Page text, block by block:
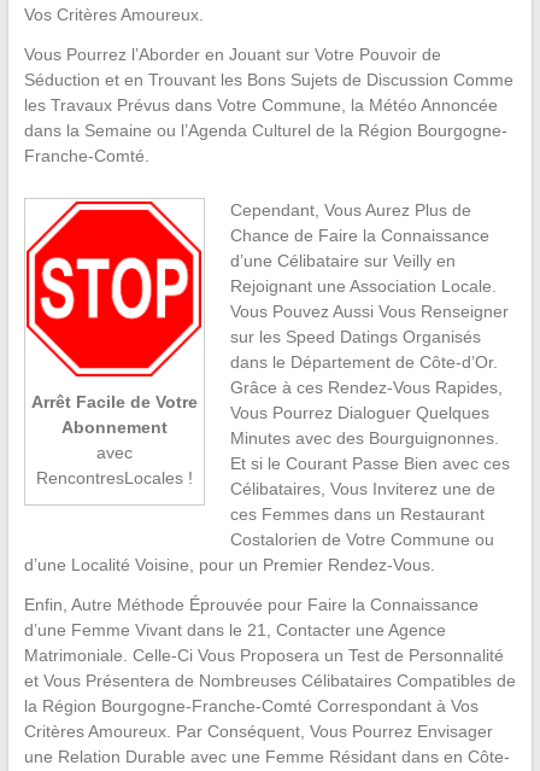
Vos Critères Amoureux.
Vous Pourrez l’Aborder en Jouant sur Votre Pouvoir de
Séduction et en Trouvant les Bons Sujets de Discussion Comme
les Travaux Prévus dans Votre Commune, la Météo Annoncée
dans la Semaine ou l’Agenda Culturel de la Région Bourgogne-
Franche-Comté.
Arrêt Facile de Votre
Abonnement
avec
RencontresLocales !
Cependant, Vous Aurez Plus de
Chance de Faire la Connaissance
d’une Célibataire sur Veilly en
Rejoignant une Association Locale.
Vous Pouvez Aussi Vous Renseigner
sur les Speed Datings Organisés
dans le Département de Côte-d’Or.
Grâce à ces Rendez-Vous Rapides,
Vous Pourrez Dialoguer Quelques
Minutes avec des Bourguignonnes.
Et si le Courant Passe Bien avec ces
Célibataires, Vous Inviterez une de
ces Femmes dans un Restaurant
Costalorien de Votre Commune ou
d’une Localité Voisine, pour un Premier Rendez-Vous.
Enfin, Autre Méthode Éprouvée pour Faire la Connaissance
d’une Femme Vivant dans le 21, Contacter une Agence
Matrimoniale. Celle-Ci Vous Proposera un Test de Personnalité
et Vous Présentera de Nombreuses Célibataires Compatibles de
la Région Bourgogne-Franche-Comté Correspondant à Vos
Critères Amoureux. Par Conséquent, Vous Pourrez Envisager
une Relation Durable avec une Femme Résidant dans en Côte-